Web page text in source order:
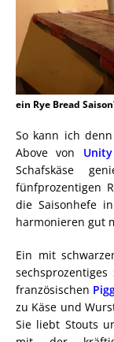
ein Rye Bread
So kann ich
Above von
Schafskäse
fünfprozentigen
die Saisonhefe
harmonieren gut
Ein mit
französischen
zu Käse und
Sie liebt Stouts